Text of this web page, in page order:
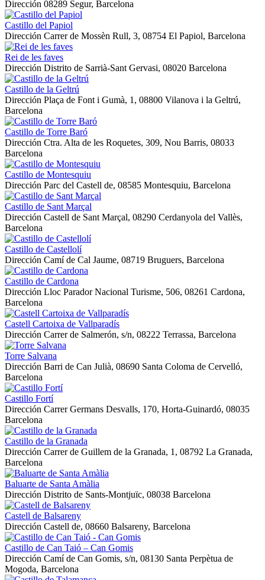
Dirección 08289 Segur, Barcelona
Castillo del Papiol
Dirección Carrer de Mossèn Rull, 3, 08754 El Papiol, Barcelona
Rei de les faves
Dirección Distrito de Sarrià-Sant Gervasi, 08020 Barcelona
Castillo de la Geltrú
Dirección Plaça de Font i Gumà, 1, 08800 Vilanova i la Geltrú,
Barcelona
Castillo de Torre Baró
Dirección Ctra. Alta de les Roquetes, 309, Nou Barris, 08033
Barcelona
Castillo de Montesquiu
Dirección Parc del Castell de, 08585 Montesquiu, Barcelona
Castillo de Sant Marçal
Dirección Castell de Sant Marçal, 08290 Cerdanyola del Vallès,
Barcelona
Castillo de Castellolí
Dirección Camí de Cal Jaume, 08719 Bruguers, Barcelona
Castillo de Cardona
Dirección Lloc Parador Nacional Turisme, 506, 08261 Cardona,
Barcelona
Castell Cartoixa de Vallparadís
Dirección Carrer de Salmerón, s/n, 08222 Terrassa, Barcelona
Torre Salvana
Dirección Barri de Can Julià, 08690 Santa Coloma de Cervelló,
Barcelona
Castillo Fortí
Dirección Carrer Germans Desvalls, 170, Horta-Guinardó, 08035
Barcelona
Castillo de la Granada
Dirección Carrer de Guillem de la Granada, 1, 08792 La Granada,
Barcelona
Baluarte de Santa Amàlia
Dirección Distrito de Sants-Montjuïc, 08038 Barcelona
Castell de Balsareny
Dirección Castell de, 08660 Balsareny, Barcelona
Castillo de Can Taió – Can Gomis
Dirección Camí de Can Gomis, s/n, 08130 Santa Perpètua de
Mogoda, Barcelona